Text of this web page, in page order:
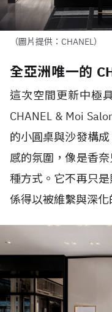
（圖片提供：CHANEL）
全亞洲唯一的
這次空間更新中極
CHANEL & Moi
的小圓桌與沙發構
感的氛圍，像是香
種方式。它不再只
係得以被維繫與深化